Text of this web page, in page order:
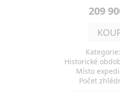
209
Historické
Místo
Počet